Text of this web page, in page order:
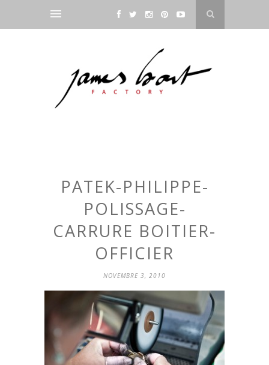
PATEK-PHILIPPE-
POLISSAGE-
CARRURE BOITIER-
OFFICIER
NOVEMBRE 3, 2010